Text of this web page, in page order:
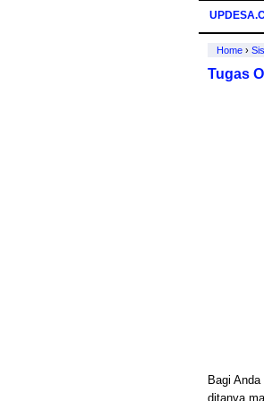
Home ›
Tugas
Bagi
ditanya